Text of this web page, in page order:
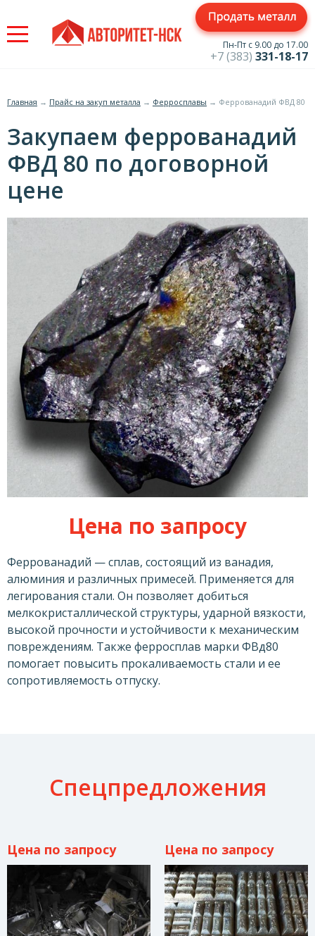
to
navigation
Пн-Пт с 9.00 до 17.00
+7 (383) 331-18-17
Вы
здесь
Главная → Прайс на закуп металла → Ферросплавы → Феррованадий ФВД 80
Закупаем феррованадий
ФВД 80 по договорной
цене
Цена по запросу
Феррованадий — сплав, состоящий из ванадия,
алюминия и различных примесей. Применяется для
легирования стали. Он позволяет добиться
мелкокристаллической структуры, ударной вязкости,
высокой прочности и устойчивости к механическим
повреждениям. Также ферросплав марки ФВд80
помогает повысить прокаливаемость стали и ее
сопротивляемость отпуску.
Спецпредложения
Цена по запросу Цена по запросу